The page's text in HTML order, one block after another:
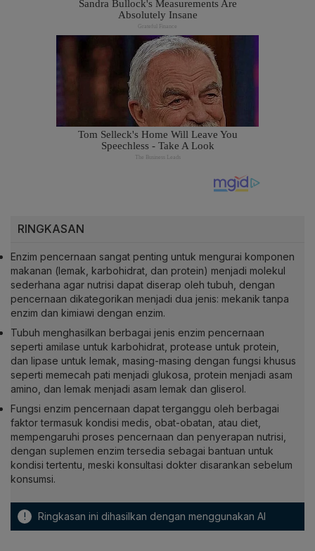
RINGKASAN
Enzim pencernaan sangat penting untuk mengurai komponen
makanan (lemak, karbohidrat, dan protein) menjadi molekul
sederhana agar nutrisi dapat diserap oleh tubuh, dengan
pencernaan dikategorikan menjadi dua jenis: mekanik tanpa
enzim dan kimiawi dengan enzim.
Tubuh menghasilkan berbagai jenis enzim pencernaan
seperti amilase untuk karbohidrat, protease untuk protein,
dan lipase untuk lemak, masing-masing dengan fungsi khusus
seperti memecah pati menjadi glukosa, protein menjadi asam
amino, dan lemak menjadi asam lemak dan gliserol.
Fungsi enzim pencernaan dapat terganggu oleh berbagai
faktor termasuk kondisi medis, obat-obatan, atau diet,
mempengaruhi proses pencernaan dan penyerapan nutrisi,
dengan suplemen enzim tersedia sebagai bantuan untuk
kondisi tertentu, meski konsultasi dokter disarankan sebelum
konsumsi.
! Ringkasan ini dihasilkan dengan menggunakan AI